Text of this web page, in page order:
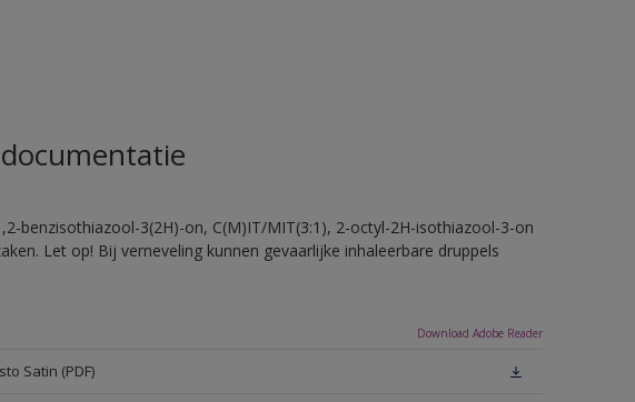
benzisothiazool-3(2H)-on, C(M)IT/MIT(3:1), 2-octyl-2H-isothiazool-3-on
Let op! Bij verneveling kunnen gevaarlijke inhaleerbare druppels
Download Adobe Reader
Satin (PDF)